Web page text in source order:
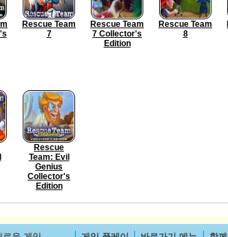
Rescue Team
7
Rescue Team
7 Collector's
Edition
Rescue Team
8
Rescue
Team: Evil
Genius
Collector's
Edition